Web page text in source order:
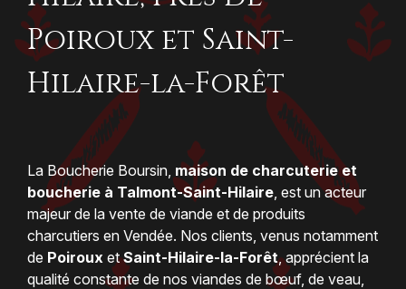
Poiroux et Saint-
Hilaire-la-Forêt
La Boucherie Boursin, maison de charcuterie et
boucherie à Talmont-Saint-Hilaire, est un acteur
majeur de la vente de viande et de produits
charcutiers en Vendée. Nos clients, venus notamment
de Poiroux etSaint-Hilaire-la-Forêt, apprécient la
qualité constante de nos viandes de bœuf, de veau,